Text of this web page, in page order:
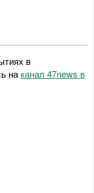
в
на канал 47news в